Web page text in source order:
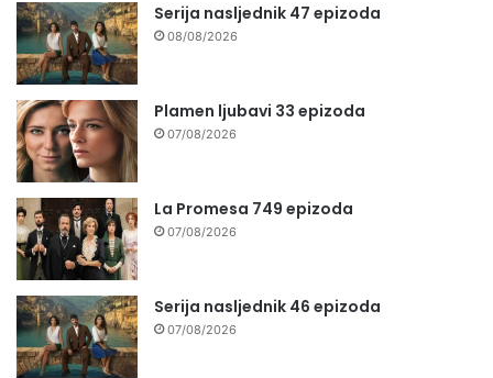
Serija nasljednik 47 epizoda
08/08/2026
Plamen ljubavi 33 epizoda
07/08/2026
La Promesa 749 epizoda
07/08/2026
Serija nasljednik 46 epizoda
07/08/2026